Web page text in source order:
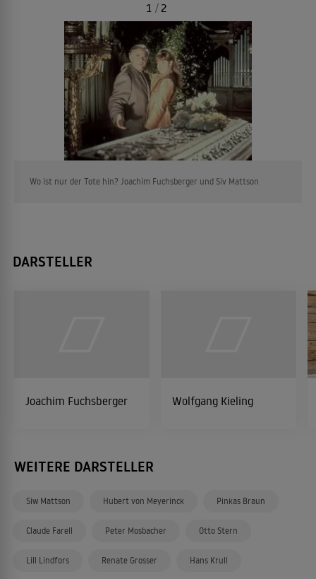
Wo ist nur der Tote hin? Joachim Fuchsberger und Siv Mattson
1 / 2
DARSTELLER
Joachim Fuchsberger Wolfgang Kieling
WEITERE DARSTELLER
Siw Mattson Hubert von Meyerinck Pinkas Braun
Claude Farell Peter Mosbacher Otto Stern
Lill Lindfors Renate Grosser Hans Krull